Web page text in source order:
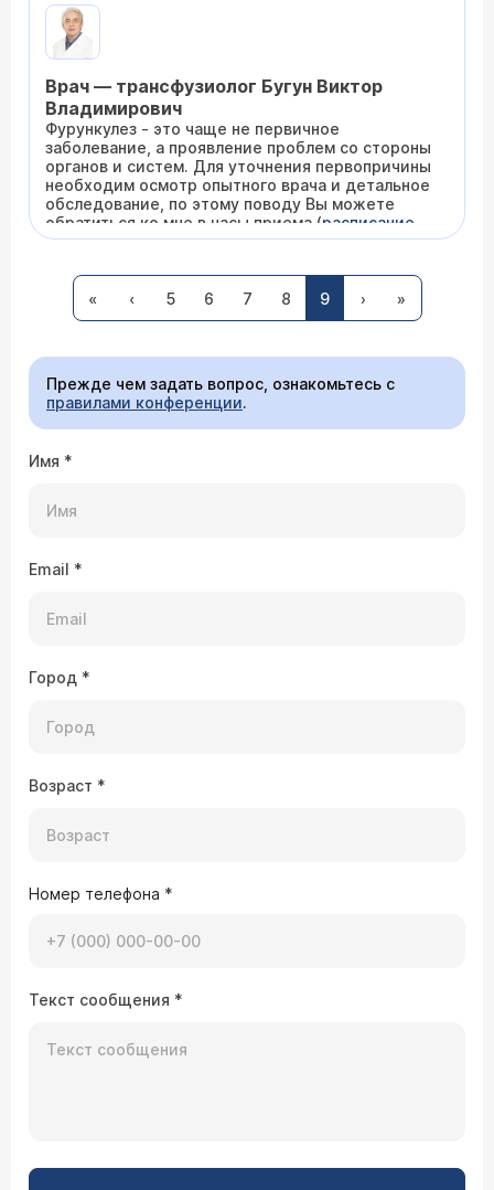
болен ли кто-нибудь из них, в случае
положительного ответа, постарайтесь не
общаться с этим человеком.
фурункулеза. Как это происходит? Каковы
результаты? К кому лучше обратиться?
Врач — трансфузиолог Бугун Виктор
Владимирович
Фурункулез - это чаще не первичное
заболевание, а проявление проблем со стороны
органов и систем. Для уточнения первопричины
необходим осмотр опытного врача и детальное
обследование, по этому поводу Вы можете
обратиться ко мне в часы приема (расписание
приема). Если Вы уверены в том, что Вам
сделать в нашем Центреиммунограмму- анализ
крови, по которому определяется состояние
всех показателей иммунитета. При изменениях
терапия. Кроме этого, при фурункулезе также
« ‹ 5 6 7 8 9 › »
Прежде чем задать вопрос, ознакомьтесь с
правилами конференции.
Имя *
Email *
Город *
Возраст *
Номер телефона *
Текст сообщения *